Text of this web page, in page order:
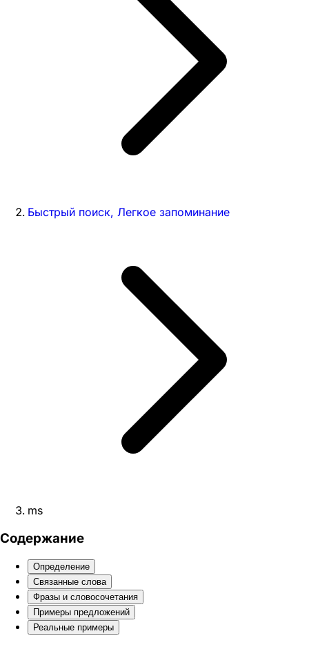
Быстрый поиск, Легкое запоминание
ms
Содержание
Определение
Связанные слова
Фразы и словосочетания
Примеры предложений
Реальные примеры